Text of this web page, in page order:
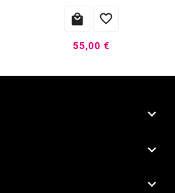
 
55,00 €


